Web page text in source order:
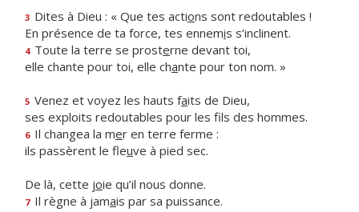
3 Dites à Dieu : « Que tes actions sont redoutables !
En présence de ta force, tes ennemis s’inclinent.
4 Toute la terre se prosterne devant toi,
elle chante pour toi, elle chante pour ton nom. »
5 Venez et voyez les hauts faits de Dieu,
ses exploits redoutables pour les fls des hommes.
6 Il changea la mer en terre ferme :
ils passèrent le fleuve à pied sec.
De là, cette joie qu’il nous donne.
7 Il règne à jamais par sa puissance.